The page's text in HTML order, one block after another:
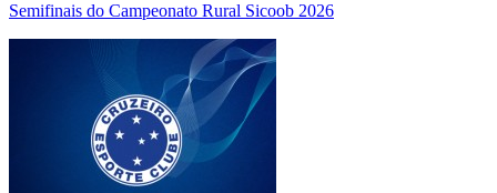
Semifinais do Campeonato Rural Sicoob 2026